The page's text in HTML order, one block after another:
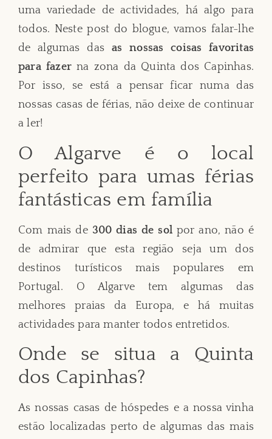
uma variedade de actividades, há algo para
todos. Neste post do blogue, vamos falar-lhe
de algumas das as nossas coisas favoritas
para fazerna zona da Quinta dos Capinhas.
Por isso, se está a pensar ficar numa das
nossas casas de férias, não deixe de continuar
a ler!
O Algarve é o local
perfeito para umas férias
fantásticas em família
Com mais de 300 dias de solpor ano, não é
de admirar que esta região seja um dos
destinos turísticos mais populares em
Portugal. O Algarve tem algumas das
melhores praias da Europa, e há muitas
actividades para manter todos entretidos.
Onde se situa a Quinta
dos Capinhas?
As nossas casas de hóspedes e a nossa vinha
estão localizadas perto de algumas das mais